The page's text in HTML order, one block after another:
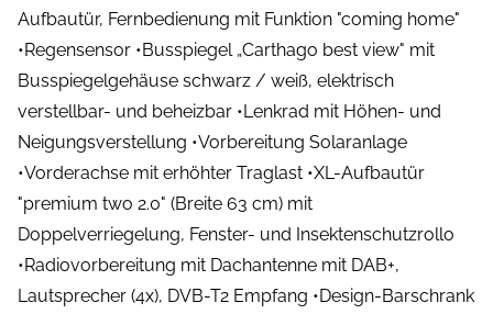
Aufbautür, Fernbedienung mit Funktion "coming home"
•Regensensor •Busspiegel „Carthago best view" mit
Busspiegelgehäuse schwarz / weiß, elektrisch
verstellbar- und beheizbar •Lenkrad mit Höhen- und
Neigungsverstellung •Vorbereitung Solaranlage
•Vorderachse mit erhöhter Traglast •XL-Aufbautür
"premium two 2.0" (Breite 63 cm) mit
Doppelverriegelung, Fenster- und Insektenschutzrollo
•Radiovorbereitung mit Dachantenne mit DAB+,
Lautsprecher (4x), DVB-T2 Empfang •Design-Barschrank